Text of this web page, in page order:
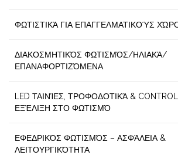
ΦΩΤΙΣΤΙΚΆ ΓΙΑ ΕΠΑΓΓΕΛΜΑΤΙΚΟΎΣ
ΔΙΑΚΟΣΜΗΤΙΚΌΣ ΦΩΤΙΣΜΌΣ/ΗΛΙΑΚΆ/
ΕΠΑΝΑΦΟΡΤΙΖΌΜΕΝΑ
LED ΤΑΙΝΊΕΣ, ΤΡΟΦΟΔΟΤΙΚΆ &
ΕΞΈΛΙΞΗ ΣΤΟ ΦΩΤΙΣΜΌ
ΕΦΕΔΡΙΚΌΣ ΦΩΤΙΣΜΌΣ – ΑΣΦΆΛΕΙΑ &
ΛΕΙΤΟΥΡΓΙΚΌΤΗΤΑ